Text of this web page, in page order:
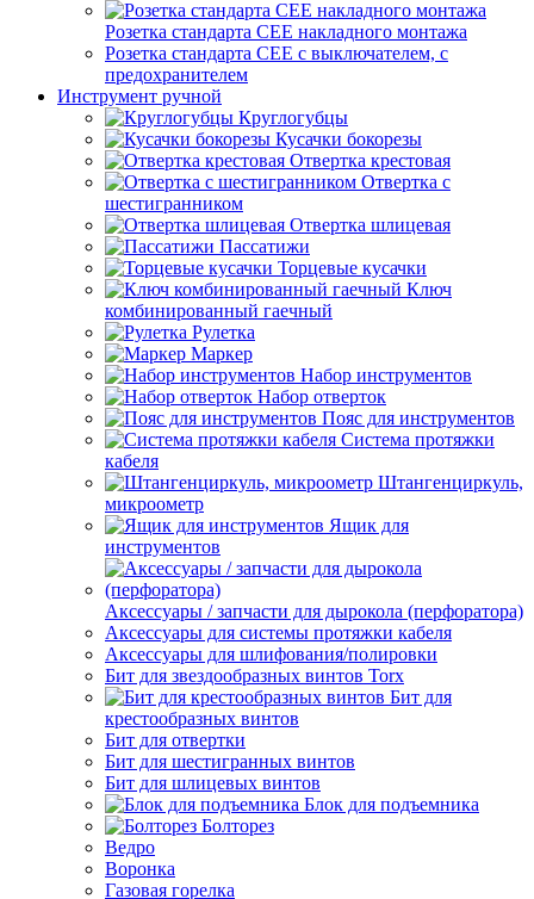
Розетка стандарта СЕЕ накладного монтажа
Розетка стандарта СЕЕ с выключателем, с
предохранителем
Инструмент ручной
Круглогубцы
Кусачки бокорезы
Отвертка крестовая
Отвертка с
шестигранником
Отвертка шлицевая
Пассатижи
Торцевые кусачки
Ключ
комбинированный гаечный
Рулетка
Маркер
Набор инструментов
Набор отверток
Пояс для инструментов
Система протяжки
кабеля
Штангенциркуль,
микроометр
Ящик для
инструментов
Аксессуары / запчасти для дырокола (перфоратора)
Аксессуары для системы протяжки кабеля
Аксессуары для шлифования/полировки
Бит для звездообразных винтов Torx
Бит для
крестообразных винтов
Бит для отвертки
Бит для шестигранных винтов
Бит для шлицевых винтов
Блок для подъемника
Болторез
Ведро
Воронка
Газовая горелка